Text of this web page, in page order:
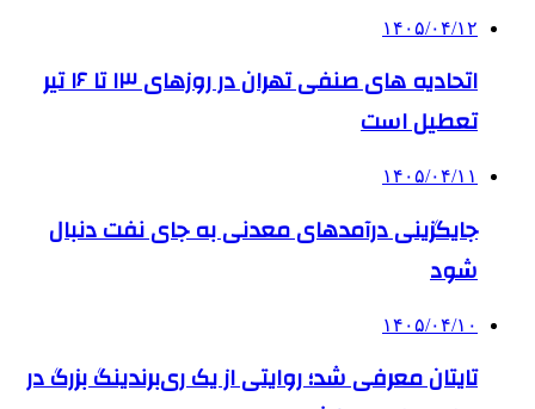
۱۴۰۵/۰۴/۱۲
اتحادیه های صنفی تهران در روزهای ۱۳ تا ۱۶ تیر
تعطیل است
۱۴۰۵/۰۴/۱۱
جایگزینی درآمدهای معدنی به جای نفت دنبال
شود
۱۴۰۵/۰۴/۱۰
تایتان معرفی شد؛ روایتی از یک ری‌برندینگ بزرگ در